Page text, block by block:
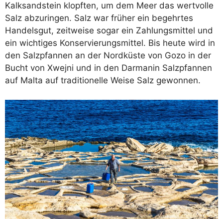
Kalksandstein klopften, um dem Meer das wertvolle
Salz abzuringen. Salz war früher ein begehrtes
Handelsgut, zeitweise sogar ein Zahlungsmittel und
ein wichtiges Konservierungsmittel. Bis heute wird in
den Salzpfannen an der Nordküste von Gozo in der
Bucht von Xwejni und in den Darmanin Salzpfannen
auf Malta auf traditionelle Weise Salz gewonnen.